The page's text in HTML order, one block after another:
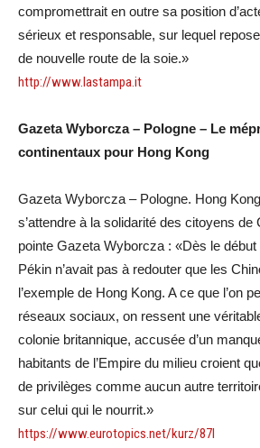
compromettrait en outre sa position
sérieux et responsable, sur lequel
de nouvelle route de la soie.»
http://www.lastampa.it
Gazeta Wyborcza – Pologne – Le
continentaux pour Hong Kong
Gazeta Wyborcza – Pologne. Hong
s’attendre à la solidarité des citoyens de
pointe Gazeta Wyborcza : «Dès le
Pékin n’avait pas à redouter que les
l’exemple de Hong Kong. A ce que l’on
réseaux sociaux, on ressent une
colonie britannique, accusée d’un
habitants de l’Empire du milieu croient
de privilèges comme aucun autre
sur celui qui le nourrit.»
https://www.eurotopics.net/kurz/87l